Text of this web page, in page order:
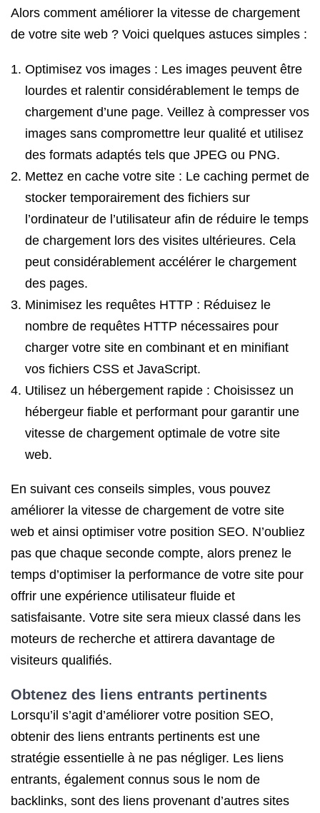
Alors comment améliorer la vitesse de chargement
de votre site web ? Voici quelques astuces simples :
Optimisez vos images : Les images peuvent être
lourdes et ralentir considérablement le temps de
chargement d’une page. Veillez à compresser vos
images sans compromettre leur qualité et utilisez
des formats adaptés tels que JPEG ou PNG.
Mettez en cache votre site : Le caching permet de
stocker temporairement des fichiers sur
l’ordinateur de l’utilisateur afin de réduire le temps
de chargement lors des visites ultérieures. Cela
peut considérablement accélérer le chargement
des pages.
Minimisez les requêtes HTTP : Réduisez le
nombre de requêtes HTTP nécessaires pour
charger votre site en combinant et en minifiant
vos fichiers CSS et JavaScript.
Utilisez un hébergement rapide : Choisissez un
hébergeur fiable et performant pour garantir une
vitesse de chargement optimale de votre site
web.
En suivant ces conseils simples, vous pouvez
améliorer la vitesse de chargement de votre site
web et ainsi optimiser votre position SEO. N’oubliez
pas que chaque seconde compte, alors prenez le
temps d’optimiser la performance de votre site pour
offrir une expérience utilisateur fluide et
satisfaisante. Votre site sera mieux classé dans les
moteurs de recherche et attirera davantage de
visiteurs qualifiés.
Obtenez des liens entrants pertinents
Lorsqu’il s’agit d’améliorer votre position SEO,
obtenir des liens entrants pertinents est une
stratégie essentielle à ne pas négliger. Les liens
entrants, également connus sous le nom de
backlinks, sont des liens provenant d’autres sites